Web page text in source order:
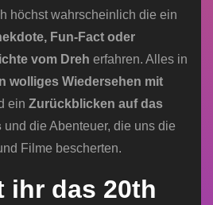
höchst wahrscheinlich die ein
Fun-Fact oder
vom Dreh erfahren. Alles in
wolliges Wiedersehen mit
ein Zurückblicken auf das
und die Abenteuer, die uns die
Filme bescherten.
ihr das 20th